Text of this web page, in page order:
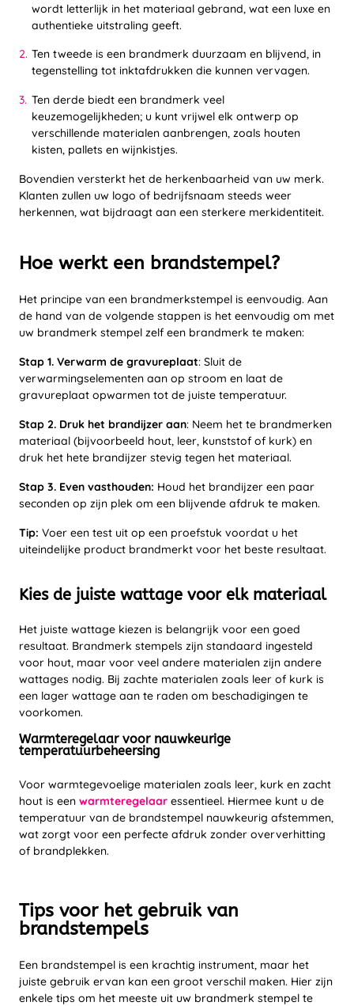
wordt letterlijk in het materiaal gebrand, wat een luxe en
authentieke uitstraling geeft.
Ten tweede is een brandmerk duurzaam en blijvend, in
tegenstelling tot inktafdrukken die kunnen vervagen.
Ten derde biedt een brandmerk veel
keuzemogelijkheden; u kunt vrijwel elk ontwerp op
verschillende materialen aanbrengen, zoals houten
kisten, pallets en wijnkistjes.
Bovendien versterkt het de herkenbaarheid van uw merk.
Klanten zullen uw logo of bedrijfsnaam steeds weer
herkennen, wat bijdraagt aan een sterkere merkidentiteit.
Hoe werkt een brandstempel?
Het principe van een brandmerkstempel is eenvoudig. Aan
de hand van de volgende stappen is het eenvoudig om met
uw brandmerk stempel zelf een brandmerk te maken:
Stap 1. Verwarm de gravureplaat: Sluit de
verwarmingselementen aan op stroom en laat de
gravureplaat opwarmen tot de juiste temperatuur.
Stap 2. Druk het brandijzer aan: Neem het te brandmerken
materiaal (bijvoorbeeld hout, leer, kunststof of kurk) en
druk het hete brandijzer stevig tegen het materiaal.
Stap 3. Even vasthouden: Houd het brandijzer een paar
seconden op zijn plek om een blijvende afdruk te maken.
Tip: Voer een test uit op een proefstuk voordat u het
uiteindelijke product brandmerkt voor het beste resultaat.
Kies de juiste wattage voor elk materiaal
Het juiste wattage kiezen is belangrijk voor een goed
resultaat. Brandmerk stempels zijn standaard ingesteld
voor hout, maar voor veel andere materialen zijn andere
wattages nodig. Bij zachte materialen zoals leer of kurk is
een lager wattage aan te raden om beschadigingen te
voorkomen.
Warmteregelaar voor nauwkeurige
temperatuurbeheersing
Voor warmtegevoelige materialen zoals leer, kurk en zacht
hout is een warmteregelaar essentieel. Hiermee kunt u de
temperatuur van de brandstempel nauwkeurig afstemmen,
wat zorgt voor een perfecte afdruk zonder oververhitting
of brandplekken.
Tips voor het gebruik van
brandstempels
Een brandstempel is een krachtig instrument, maar het
juiste gebruik ervan kan een groot verschil maken. Hier zijn
enkele tips om het meeste uit uw brandmerk stempel te